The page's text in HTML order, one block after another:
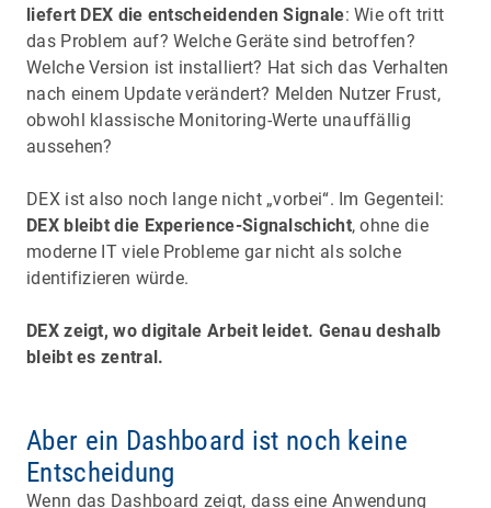
liefert DEX die entscheidenden Signale: Wie oft tritt
das Problem auf? Welche Geräte sind betroffen?
Welche Version ist installiert? Hat sich das Verhalten
nach einem Update verändert? Melden Nutzer Frust,
obwohl klassische Monitoring-Werte unauffällig
aussehen?
DEX ist also noch lange nicht „vorbei“. Im Gegenteil:
DEX bleibt die Experience-Signalschicht, ohne die
moderne IT viele Probleme gar nicht als solche
identifizieren würde.
DEX zeigt, wo digitale Arbeit leidet. Genau deshalb
bleibt es zentral.
Aber ein Dashboard ist noch keine
Entscheidung
Wenn das Dashboard zeigt, dass eine Anwendung